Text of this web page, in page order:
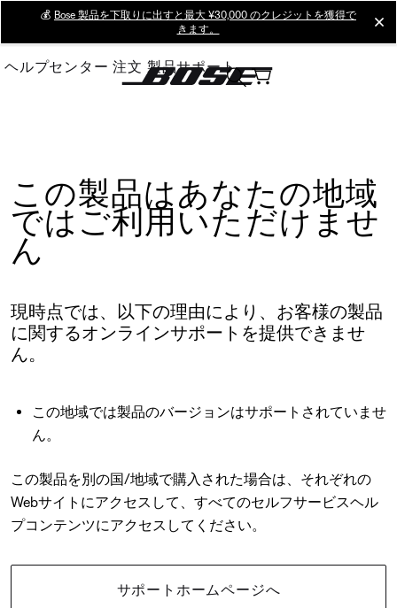
Main
💰 Bose 製品を下取りに出すと最大 ¥30,000 のクレジットを獲得で
きます。
ヘルプセンター 注文 製品サポート
この製品はあなたの地域
ではご利用いただけませ
ん
現時点では、以下の理由により、お客様の製品
に関するオンラインサポートを提供できませ
ん。
この地域では製品のバージョンはサポートされていませ
ん。
この製品を別の国/地域で購入された場合は、それぞれの
Webサイトにアクセスして、すべてのセルフサービスヘル
プコンテンツにアクセスしてください。
サポートホームページへ